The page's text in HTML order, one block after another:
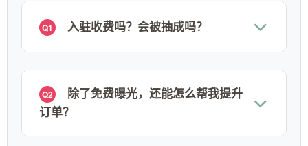
Q1 入驻收费吗？会被抽成吗？
Q2
除了免费曝光，还能怎么帮我提升
订单？